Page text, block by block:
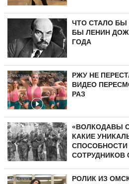
ЧТО СТАЛО БЫ
БЫ ЛЕНИН
ГОДА
РЖУ НЕ
ВИДЕО
РАЗ
«ВОЛКОДАВЫ
КАКИЕ
СОТРУДНИКОВ
РОЛИК ИЗ